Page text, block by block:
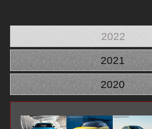
2022
2021
2020